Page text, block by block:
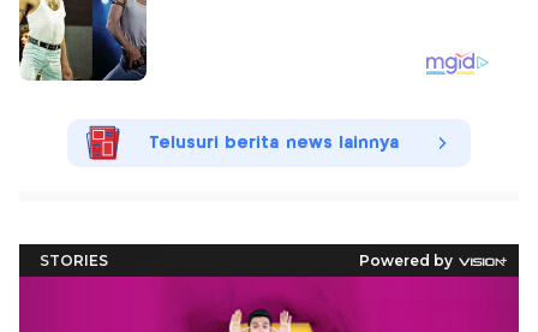
Telusuri berita news lainnya